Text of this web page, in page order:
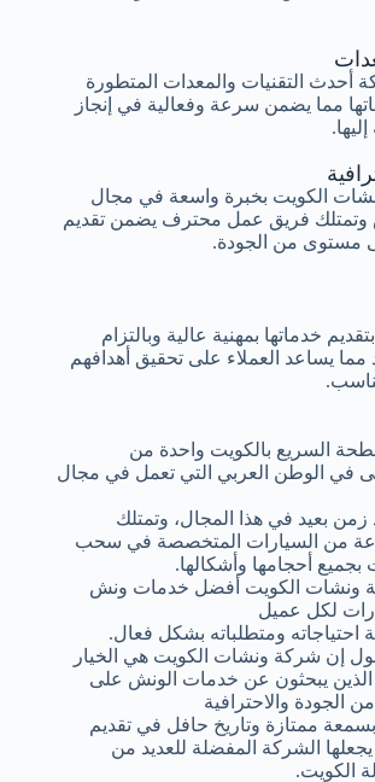
الكويت بخبرة واسعة في مجال
وتمتلك فريق عمل محترف يضمن تقديم
مستوى من الجودة.
أحدث التقنيات والمعدات المتطورة
مما يضمن سرعة وفعالية في إنجاز
خدماتها بمهنية عالية وبالتزام
مما يساعد العملاء على تحقيق أهدافهم
السريع بالكويت واحدة من
في الوطن العربي التي تعمل في مجال
بعيد في هذا المجال، وتمتلك
من السيارات المتخصصة في سحب
بجميع أحجامها وأشكالها.
ونشات الكويت أفضل خدمات ونش
لكل عميل
احتياجاته ومتطلباته بشكل فعال.
إن شركة ونشات الكويت هي الخيار
الذين يبحثون عن خدمات الونش على
الجودة والاحترافية
ممتازة وتاريخ حافل في تقديم
الشركة المفضلة للعديد من
الكويت.